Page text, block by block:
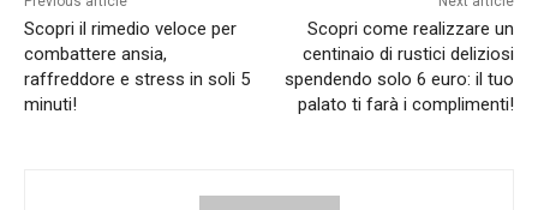
Scopri il rimedio veloce per
combattere ansia,
raffreddore e stress in soli 5
minuti!
Scopri come realizzare un
centinaio di rustici deliziosi
spendendo solo 6 euro: il tuo
palato ti farà i complimenti!